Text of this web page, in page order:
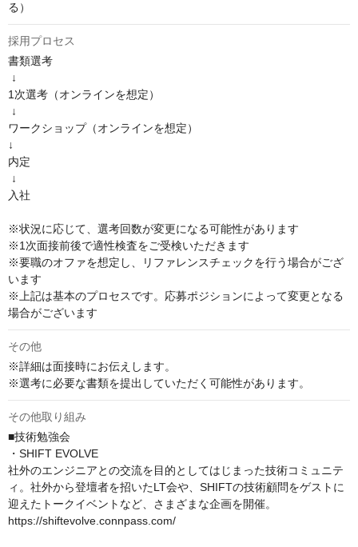
る）
採用プロセス
書類選考
1次選考（オンラインを想定）
ワークショップ（オンラインを想定）
↓
内定
入社
※状況に応じて、選考回数が変更になる可能性があります
※1次面接前後で適性検査をご受検いただきます
※要職のオファを想定し、リファレンスチェックを行う場合がござ
います
※上記は基本のプロセスです。応募ポジションによって変更となる
場合がございます
その他
※詳細は面接時にお伝えします。
※選考に必要な書類を提出していただく可能性があります。
その他取り組み
■技術勉強会
・SHIFT EVOLVE
社外のエンジニアとの交流を目的としてはじまった技術コミュニテ
ィ。社外から登壇者を招いたLT会や、SHIFTの技術顧問をゲストに
迎えたトークイベントなど、さまざまな企画を開催。
https://shiftevolve.connpass.com/